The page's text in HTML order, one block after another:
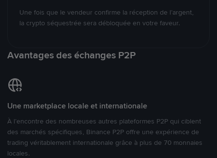
Une fois que le vendeur confirme la réception de l’argent,
la crypto séquestrée sera débloquée en votre faveur.
Avantages des échanges P2P
Une marketplace locale et internationale
À l’encontre des nombreuses autres plateformes P2P qui ciblent
des marchés spécifiques, Binance P2P offre une expérience de
trading véritablement internationale grâce à plus de 70 monnaies
locales.